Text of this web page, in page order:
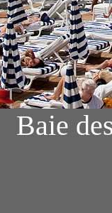
Baie